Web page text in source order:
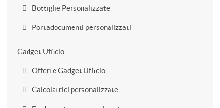
Bottiglie Personalizzate
Portadocumenti personalizzati
Gadget Ufficio
Offerte Gadget Ufficio
Calcolatrici personalizzate